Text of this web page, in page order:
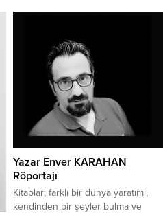
Yazar Enver KARAHAN
Röportajı
Kitaplar; farklı bir dünya yaratımı,
kendinden bir şeyler bulma ve